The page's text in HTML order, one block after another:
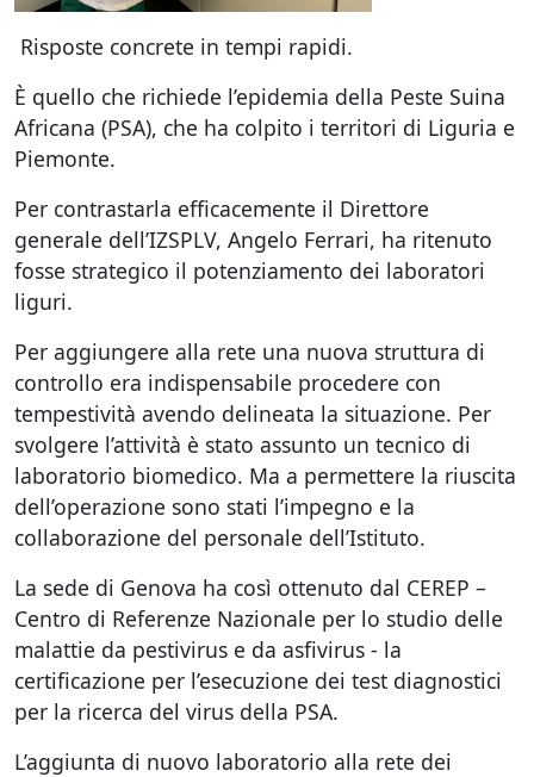
Risposte concrete in tempi rapidi.
È quello che richiede l’epidemia della Peste Suina
Africana (PSA), che ha colpito i territori di Liguria e
Piemonte.
Per contrastarla efficacemente il Direttore
generale dell’IZSPLV, Angelo Ferrari, ha ritenuto
fosse strategico il potenziamento dei laboratori
liguri.
Per aggiungere alla rete una nuova struttura di
controllo era indispensabile procedere con
tempestività avendo delineata la situazione. Per
svolgere l’attività è stato assunto un tecnico di
laboratorio biomedico. Ma a permettere la riuscita
dell’operazione sono stati l’impegno e la
collaborazione del personale dell’Istituto.
La sede di Genova ha così ottenuto dal CEREP –
Centro di Referenze Nazionale per lo studio delle
malattie da pestivirus e da asfivirus - la
certificazione per l’esecuzione dei test diagnostici
per la ricerca del virus della PSA.
L’aggiunta di nuovo laboratorio alla rete dei